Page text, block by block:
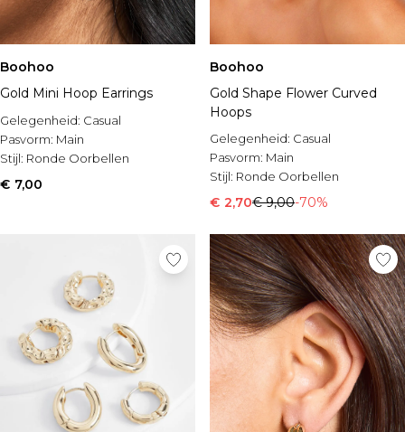
Boohoo
Gold Mini Hoop Earrings
Gelegenheid: Casual
Pasvorm: Main
Stijl: Ronde Oorbellen
€ 7,00
Boohoo
Gold Shape Flower Curved
Hoops
Gelegenheid: Casual
Pasvorm: Main
Stijl: Ronde Oorbellen
€ 2,70€ 9,00-70%